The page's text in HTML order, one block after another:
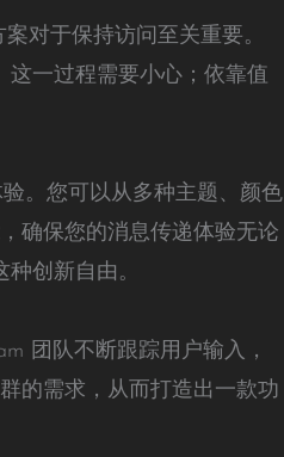
对于保持访问至关重要。
这一过程需要小心；依靠值
。您可以从多种主题、颜色
确保您的消息传递体验无论
创新自由。
团队不断跟踪用户输入，
的需求，从而打造出一款功